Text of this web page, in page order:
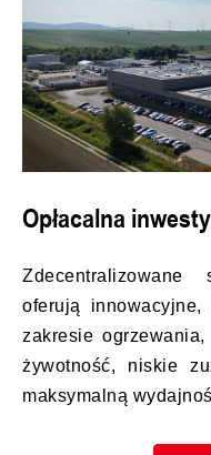
Opłacalna
Zdecentralizowane
oferują
zakresie
żywotność, niskie
maksymalną